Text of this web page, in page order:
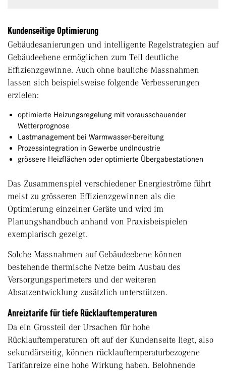
Kundenseitige Optimierung
Gebäudesanierungen und intelligente Regelstrategien auf
Gebäudeebene ermöglichen zum Teil deutliche
Effizienzgewinne. Auch ohne bauliche Massnahmen
lassen sich beispielsweise folgende Verbesserungen
erzielen:
optimierte Heizungsregelung mit vorausschauender
Wetterprognose
Lastmanagement bei Warmwasser-bereitung
Prozessintegration in Gewerbe undIndustrie
grössere Heizflächen oder optimierte Übergabestationen
Das Zusammenspiel verschiedener Energieströme führt
meist zu grösseren Effizienzgewinnen als die
Optimierung einzelner Geräte und wird im
Planungshandbuch anhand von Praxisbeispielen
exemplarisch gezeigt.
Solche Massnahmen auf Gebäudeebene können
bestehende thermische Netze beim Ausbau des
Versorgungsperimeters und der weiteren
Absatzentwicklung zusätzlich unterstützen.
Anreiztarife für tiefe Rücklauftemperaturen
Da ein Grossteil der Ursachen für hohe
Rücklauftemperaturen oft auf der Kundenseite liegt, also
sekundärseitig, können rücklauftemperaturbezogene
Tarifanreize eine hohe Wirkung haben. Belohnende